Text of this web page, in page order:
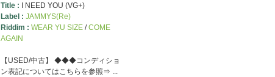
Title :
I NEED YOU (VG+)
Label : JAMMYS(Re)
Riddim : WEAR YU SIZE/COME
AGAIN
【USED/中古】 ◆◆◆コンディショ
ン表記についてはこちらを参照⇒ ...